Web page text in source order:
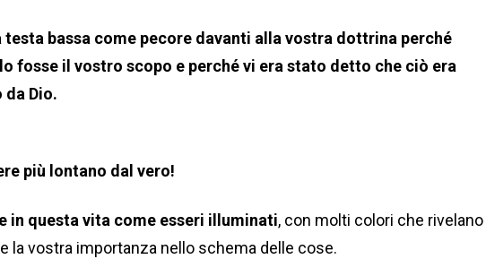
bassa come pecore davanti alla vostra dottrina perché
fosse il vostro scopo e perché vi era stato detto che ciò era
da Dio.
più lontano dal vero!
in questa vita come esseri illuminati, con molti colori che rivelano
la vostra importanza nello schema delle cose.